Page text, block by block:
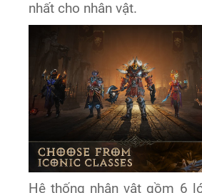
nhất cho nhân vật.
Hệ thống nhân vật gồm 6